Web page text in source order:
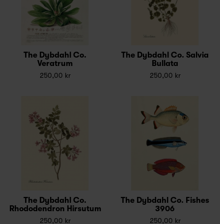
The Dybdahl Co.
Veratrum
250,00 kr
The Dybdahl Co. Salvia
Bullata
250,00 kr
The Dybdahl Co.
Rhododendron Hirsutum
250,00 kr
The Dybdahl Co. Fishes
3906
250,00 kr